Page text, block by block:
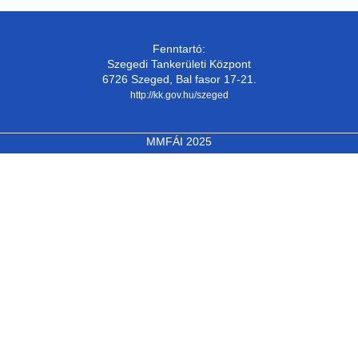
Fenntartó:
Szegedi Tankerületi Központ
6726 Szeged, Bal fasor 17-21.
http://kk.gov.hu/szeged
MMFÁI 2025